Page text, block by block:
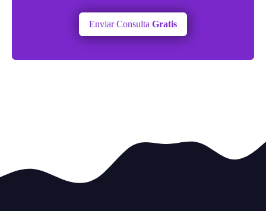
Enviar Consulta Gratis